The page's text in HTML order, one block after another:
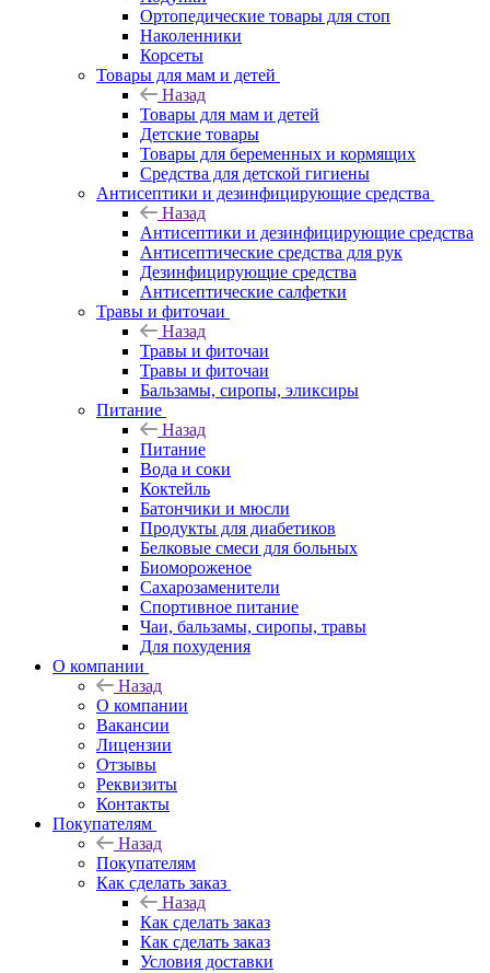
Ортопедические товары для стоп
Наколенники
Корсеты
Товары для мам и детей
Назад
Товары для мам и детей
Детские товары
Товары для беременных и кормящих
Средства для детской гигиены
Антисептики и дезинфицирующие средства
Назад
Антисептики и дезинфицирующие средства
Антисептические средства для рук
Дезинфицирующие средства
Антисептические салфетки
Травы и фиточаи
Назад
Травы и фиточаи
Травы и фиточаи
Бальзамы, сиропы, эликсиры
Питание
Назад
Питание
Вода и соки
Коктейль
Батончики и мюсли
Продукты для диабетиков
Белковые смеси для больных
Биомороженое
Сахарозаменители
Спортивное питание
Чаи, бальзамы, сиропы, травы
Для похудения
О компании
Назад
О компании
Вакансии
Лицензии
Отзывы
Реквизиты
Контакты
Покупателям
Назад
Покупателям
Как сделать заказ
Назад
Как сделать заказ
Как сделать заказ
Условия доставки